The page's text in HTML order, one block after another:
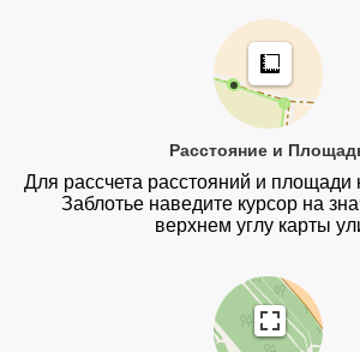
Расстояние и
Для рассчета расстояний и площади
Заблотье наведите курсор на
верхнем углу карты